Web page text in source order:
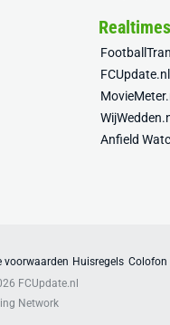
FCUpdate.nl
Anfield
voorwaarden Huisregels Colofon
FCUpdate.nl
Network